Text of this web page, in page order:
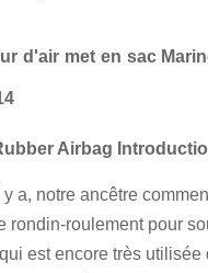
d'air met en sac
Airbag
a, notre ancêtre
rondin-roulement pour
est encore très utilisée